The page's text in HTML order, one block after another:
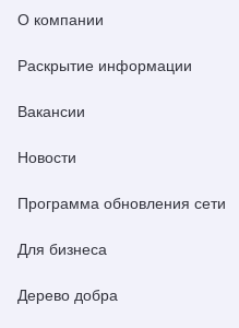
О компании
Раскрытие информации
Вакансии
Новости
Программа обновления сети
Для бизнеса
Дерево добра